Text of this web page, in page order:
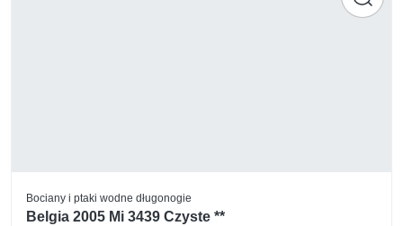
Bociany i ptaki wodne długonogie
Belgia 2005 Mi 3439 Czyste **